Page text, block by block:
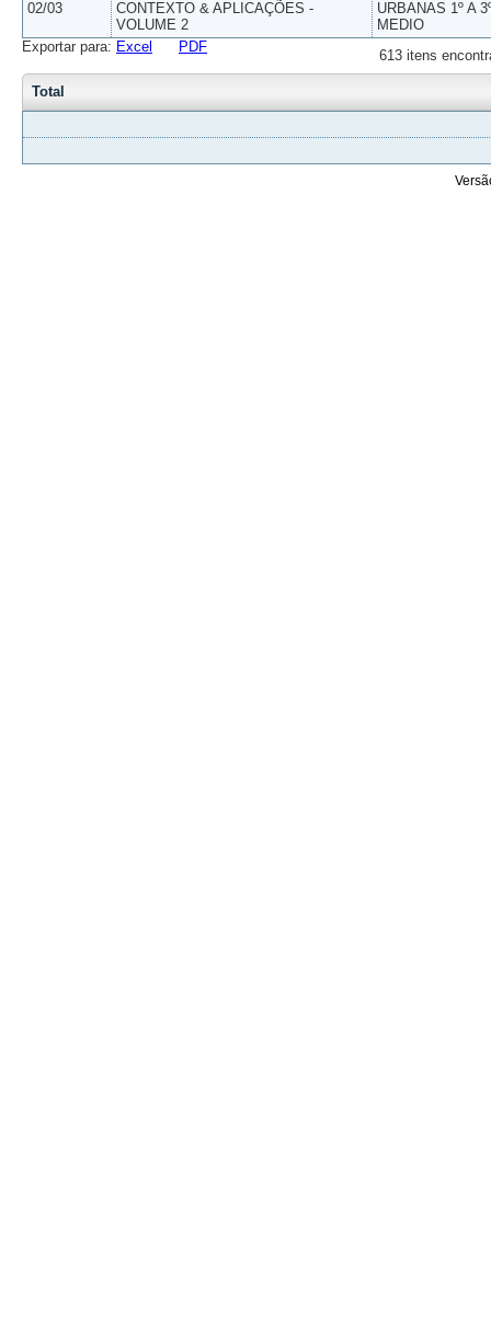
02/03
CONTEXTO & APLICAÇÕES -
VOLUME 2
URBANAS 1º A
MEDIO
613 itens
Exportar para: Excel PDF
Total